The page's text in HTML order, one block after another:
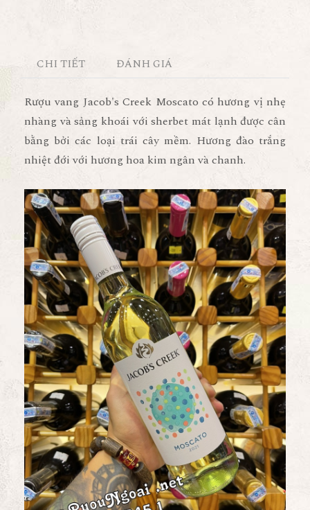
CHI TIẾT ĐÁNH GIÁ
Rượu vang Jacob's Creek Moscato có hương vị nhẹ
nhàng và sảng khoái với sherbet mát lạnh được cân
bằng bởi các loại trái cây mềm. Hương đào trắng
nhiệt đới với hương hoa kim ngân và chanh.